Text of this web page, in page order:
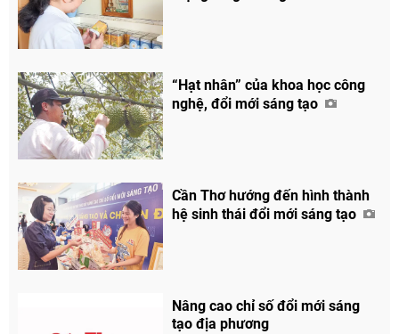
“Hạt nhân” của khoa học công
nghệ, đổi mới sáng tạo
Cần Thơ hướng đến hình thành
hệ sinh thái đổi mới sáng tạo
Nâng cao chỉ số đổi mới sáng
tạo địa phương